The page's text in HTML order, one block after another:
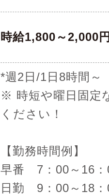
時給1,800～2,000
*週2日/1日8時間
※ 時短や曜日固定
ください！
【勤務時間例】
早番 7：00～16：
日勤 9：00～18：